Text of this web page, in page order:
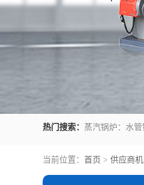
热门搜索：
当前位置： 首页 > 供应商机